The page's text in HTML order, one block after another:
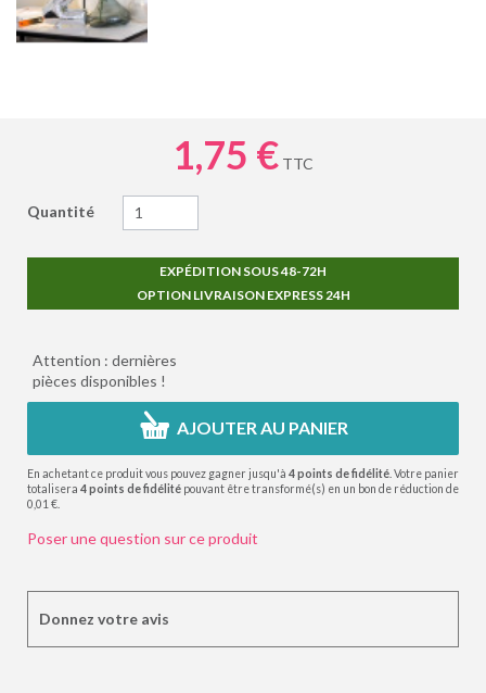
1,75 € TTC
Quantité
EXPÉDITION SOUS 48-72H
OPTION LIVRAISON EXPRESS 24H
Attention : dernières
pièces disponibles !
AJOUTER AU PANIER
En achetant ce produit vous pouvez gagner jusqu'à 4points de fidélité . Votre panier
totalisera 4points de fidélité pouvant être transformé(s) en un bon de réduction de
0,01 €
Poser une question sur ce produit
Donnez votre avis